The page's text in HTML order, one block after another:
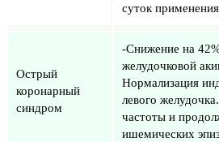
суток
Острый
коронарный
синдром
-Снижение на
желудочковой
Нормализация
левого
частоты и
ишемических